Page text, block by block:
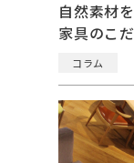
自然素材
家具のこ
コラム